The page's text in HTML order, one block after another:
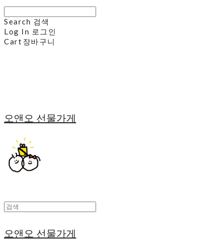
Search 검색
Log In 로그인
Cart 장바구니
오앤오 선물가게
오앤오 선물가게